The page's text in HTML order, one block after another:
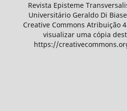
Revista Episteme
Universitário Geraldo Di
Creative Commons Atribuição
visualizar uma cópia
https://